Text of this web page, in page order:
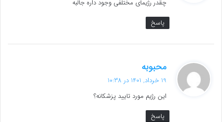
:
چقدر رژیمای مختلفی وجود داره جالبه
پاسخ
محبوبه
ف
:
19 خرداد, 1401 در 10:38
این رژیم مورد تایید پزشکانه؟
پاسخ